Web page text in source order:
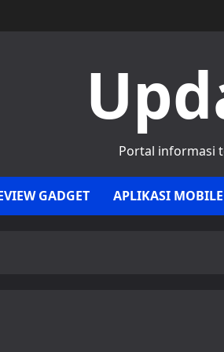
Portal informasi
GADGET APLIKASI MOBILE